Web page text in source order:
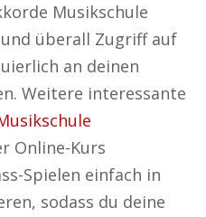
Musikschule
überall Zugriff auf
an deinen
Weitere interessante
Online-Kurs
Spielen einfach in
sodass du deine